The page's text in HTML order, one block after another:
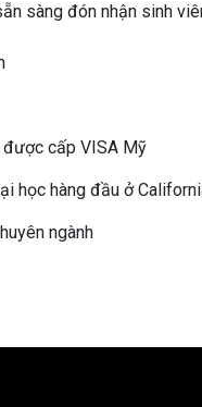
sàng đón nhận sinh
được cấp VISA Mỹ
học hàng đầu ở
ngành